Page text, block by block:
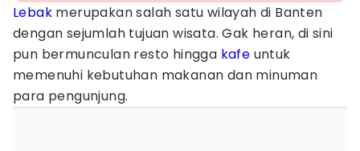
Lebak merupakan salah satu wilayah di Banten
dengan sejumlah tujuan wisata. Gak heran, di sini
pun bermunculan resto hingga kafe untuk
memenuhi kebutuhan makanan dan minuman
para pengunjung.